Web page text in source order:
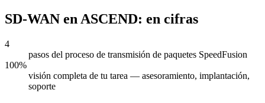
SD-WAN en ASCEND: en cifras
4
pasos del proceso de transmisión de paquetes SpeedFusion
100%
visión completa de tu tarea — asesoramiento, implantación,
soporte